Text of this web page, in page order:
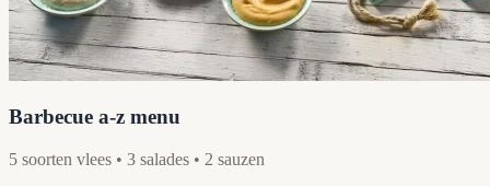
Barbecue a-z menu
5 soorten vlees • 3 salades • 2 sauzen